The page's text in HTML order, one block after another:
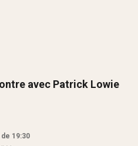
avec Patrick Lowie
19:30